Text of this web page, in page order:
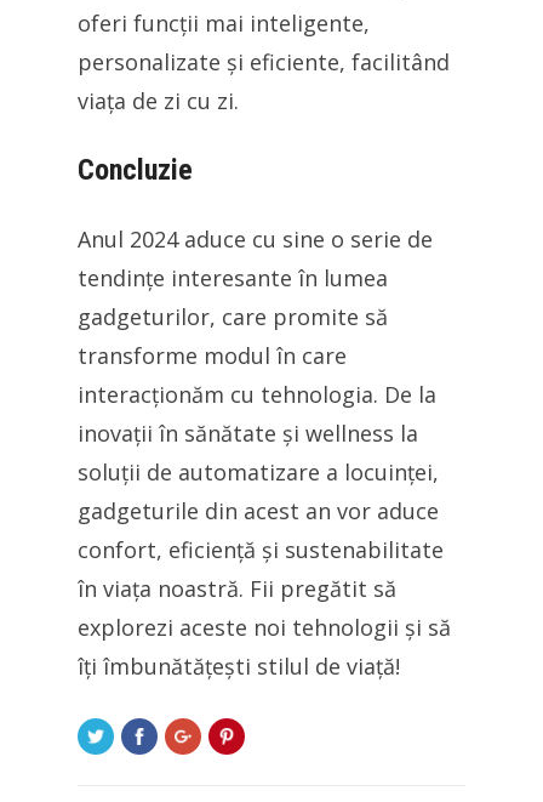
oferi funcții mai inteligente,
personalizate și eficiente, facilitând
viața de zi cu zi.
Concluzie
Anul 2024 aduce cu sine o serie de
tendințe interesante în lumea
gadgeturilor, care promite să
transforme modul în care
interacționăm cu tehnologia. De la
inovații în sănătate și wellness la
soluții de automatizare a locuinței,
gadgeturile din acest an vor aduce
confort, eficiență și sustenabilitate
în viața noastră. Fii pregătit să
explorezi aceste noi tehnologii și să
îți îmbunătățești stilul de viață!